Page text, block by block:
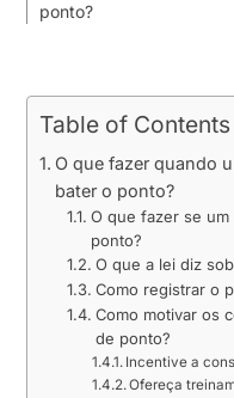
ponto?
Table of Contents
O que fazer quando
bater o ponto?
O que fazer se
ponto?
O que a lei diz
Como registrar o
Como motivar os
de ponto?
Incentive a
Ofereça